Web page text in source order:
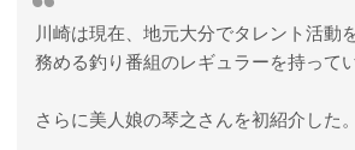
川崎は現在、地元大分でタレント活動
務める釣り番組のレギュラーを持って
さらに美人娘の琴之さんを初紹介した。